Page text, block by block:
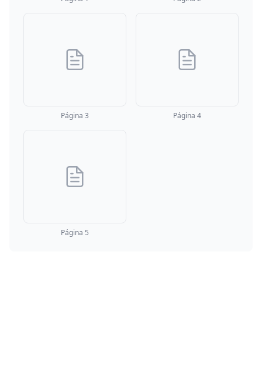
Página 3 Página 4
Página 5